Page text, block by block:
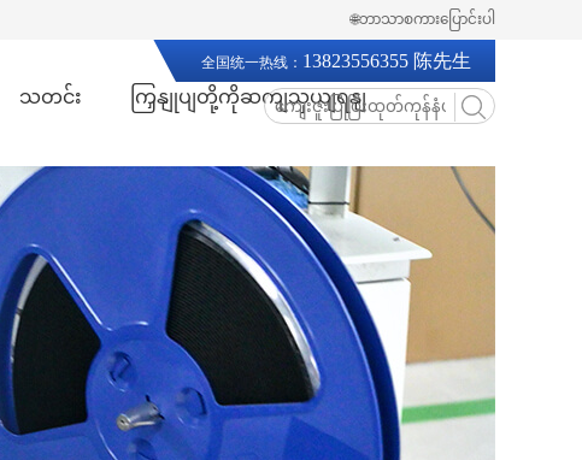
🌐ဘာသာစကားပြောင်းပါ
သတင်း ကြှနျုပျတို့ကိုဆကျသှယျရနျ
全国统一热线： 13823556355 陈先生